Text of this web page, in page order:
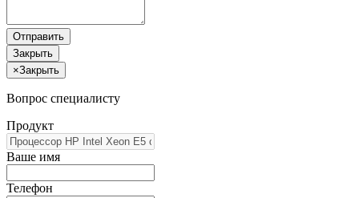
Отправить
Закрыть
×Закрыть
Вопрос специалисту
Продукт
Ваше имя
Телефон